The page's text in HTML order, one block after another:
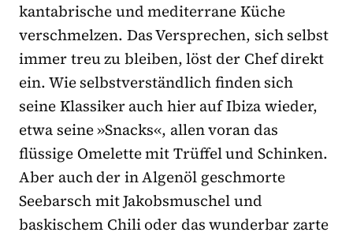
kantabrische und mediterrane Küche
verschmelzen. Das Versprechen, sich selbst
immer treu zu bleiben, löst der Chef direkt
ein. Wie selbstverständlich finden sich
seine Klassiker auch hier auf Ibiza wieder,
etwa seine »Snacks«, allen voran das
flüssige Omelette mit Trüffel und Schinken.
Aber auch der in Algenöl geschmorte
Seebarsch mit Jakobsmuschel und
baskischem Chili oder das wunderbar zarte